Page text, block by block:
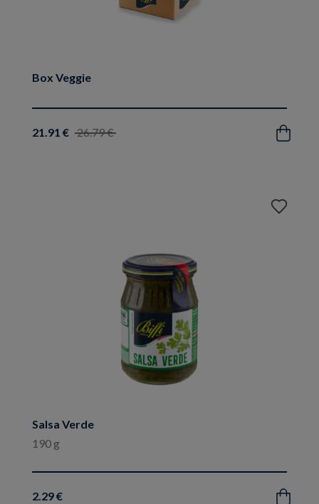
Box Veggie
21.91 € 26.79 € Acquista
Salsa Verde
190 g
2.29 € Acquista
Aggiungi